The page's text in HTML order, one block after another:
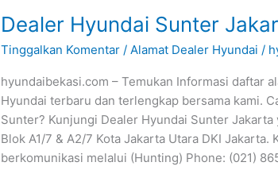
Dealer Hyundai Sunter
Tinggalkan Komentar /Alamat Dealer Hyundai /
hyundaibekasi.com – Temukan Informasi daftar
Hyundai terbaru dan terlengkap bersama kami.
Sunter? Kunjungi Dealer Hyundai Sunter
Blok A1/7 & A2/7 Kota Jakarta Utara DKI
berkomunikasi melalui (Hunting) Phone: (021)
Sunter